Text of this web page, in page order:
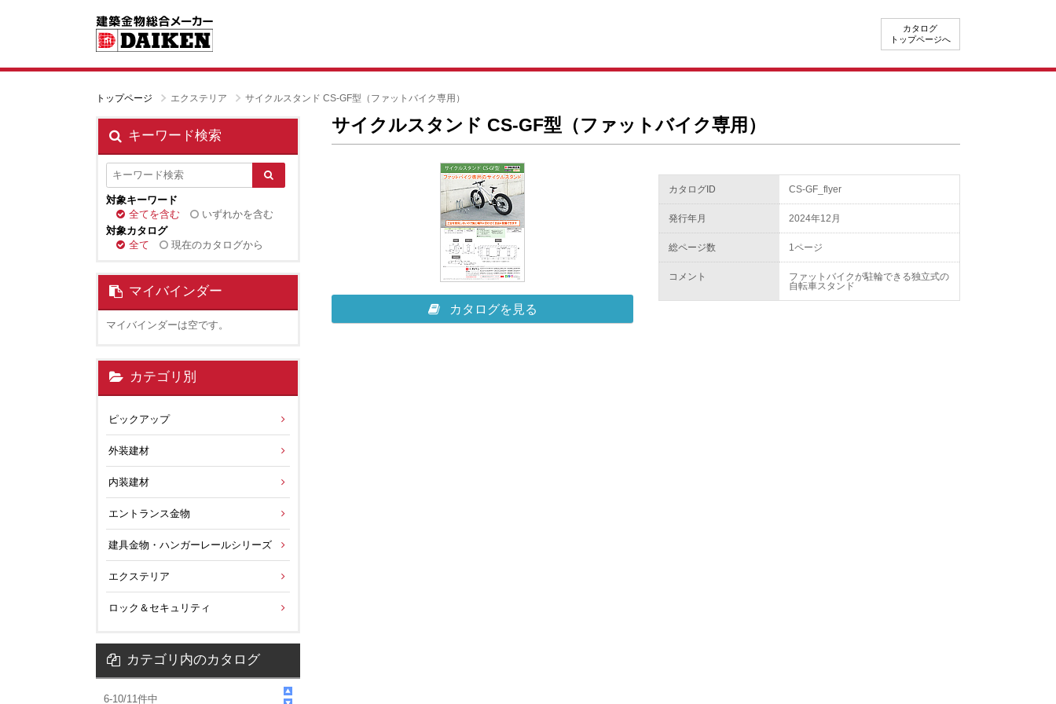
カタログ
トップページへ
トップページ エクステリア サイクルスタンド CS-GF型（ファットバイク専用）
サイクルスタンド CS-GF型（ファットバイク専用）
カタログID CS-GF_flyer
発行年月 2024年12月
総ページ数 1ページ
コメント
ファットバイクが駐輪できる独立式の
自転車スタンド
キーワード検索
対象キーワード
全てを含む
いずれかを含む
対象カタログ
全て
現在のカタログから
マイバインダー
マイバインダーは空です。
カテゴリ別
ピックアップ
外装建材
内装建材
エントランス金物
建具金物・ハンガーレールシリーズ
エクステリア
ロック＆セキュリティ
カテゴリ内のカタログ
6-10/11 件中